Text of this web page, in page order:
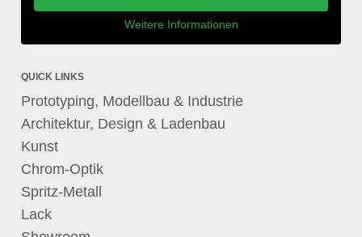
Weitere Informationen
QUICK LINKS
Prototyping, Modellbau & Industrie
Architektur, Design & Ladenbau
Kunst
Chrom-Optik
Spritz-Metall
Lack